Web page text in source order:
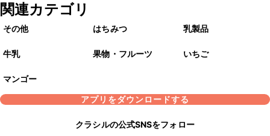
関連カテゴリ
その他 はちみつ 乳製品
牛乳 果物・フルーツ いちご
マンゴー
アプリをダウンロードする
クラシルの公式SNSをフォロー